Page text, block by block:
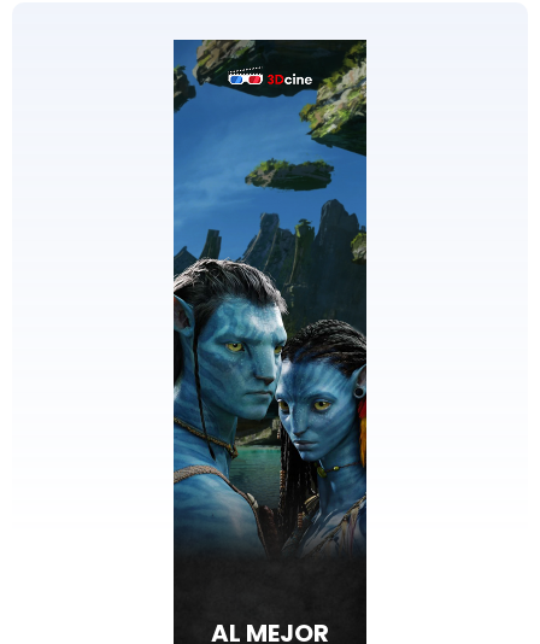
AL MEJOR